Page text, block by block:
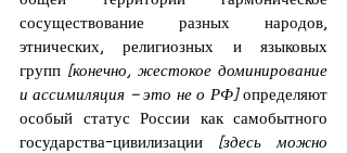
сосуществование разных народов,
этнических, религиозных и языковых
групп [конечно, жестокое доминирование
и ассимиляция – это не о РФ] определяют
особый статус России как самобытного
государства-цивилизации [здесь можно